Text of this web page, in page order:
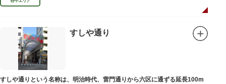
すしや通り
すしや通りという名称は、明治時代、雷門通りから六区に通ずる延長100m